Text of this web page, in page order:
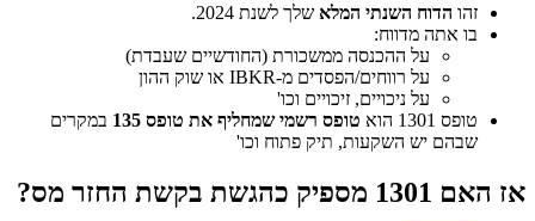
זהו הדוח השנתי המלא שלך לשנת 2024.
בו אתה מדווח:
על ההכנסה ממשכורת (החודשיים שעבדת)
על רווחים/הפסדים מ-IBKR או שוק ההון
על ניכויים, זיכויים וכו'
טופס 1301 הוא
טופס רשמי שמחליף את טופס 135
במקרים
שבהם יש השקעות, תיק פתוח וכו'
אז האם 1301 מספיק כהגשת בקשת החזר מס?